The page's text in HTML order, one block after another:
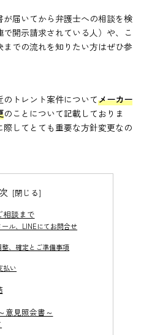
届いてから弁護士への相談を検
開示請求されている人）や、こ
での流れを知りたい方はぜひ参
トレント案件についてメーカー
のことについて記載しておりま
してとても重要な方針変更なの
談まで
ール、LINEにてお問合せ
整、確定とご準備事項
払い
意見照会書～